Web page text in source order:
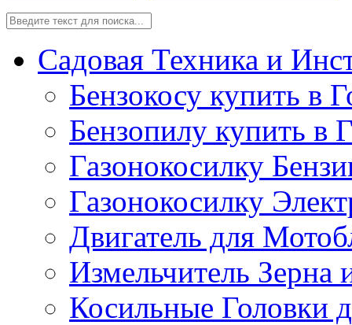
Садовая Техника и
Бензокосу купить в
Бензопилу купить в
Газонокосилку
Газонокосилку
Двигатель для
Измельчитель Зерна
Косильные Головки